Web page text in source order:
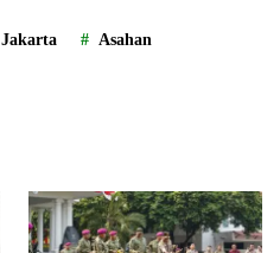
Jakarta Asahan